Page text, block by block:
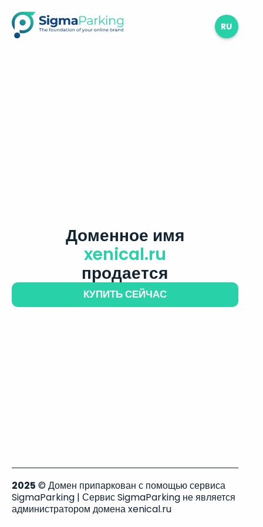
RU
Доменное имя
xenical.ru
продается
КУПИТЬ СЕЙЧАС
2025 © Домен припаркован с помощью сервиса
SigmaParking | Сервис SigmaParking не является
администратором домена xenical.ru